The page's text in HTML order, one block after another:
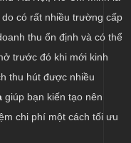
có rất nhiều trường cấp
thu ổn định và có thể
trước đó khi mới kinh
thu hút được nhiều
giúp bạn kiến tạo nên
chi phí một cách tối ưu